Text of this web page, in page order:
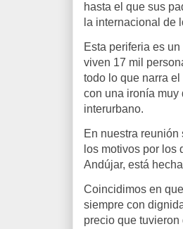
hasta el que sus
la internacional de
Esta periferia es
viven 17 mil
todo lo que narra
con una ironía muy
interurbano.
En nuestra
los motivos por los
Andújar, está
Coincidimos en
siempre con
precio que